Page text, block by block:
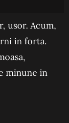
usor. Acum,
in forta.
minune in